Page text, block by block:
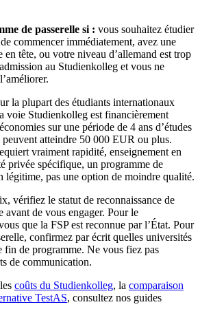
de passerelle si : vous souhaitez étudier
commencer immédiatement, avez une
en tête, ou votre niveau d’allemand est trop
au Studienkolleg et vous ne
la plupart des étudiants internationaux
voie Studienkolleg est financièrement
sur une période de 4 ans d’études
atteindre 50 000 EUR ou plus.
vraiment rapidité, enseignement en
privée spécifique, un programme de
légitime, pas une option de moindre qualité.
vérifiez le statut de reconnaissance de
de vous engager. Pour le
que la FSP est reconnue par l’État. Pour
confirmez par écrit quelles universités
fin de programme. Ne vous fiez pas
de communication.
coûts du Studienkolleg, la comparaison
TestAS, consultez nos guides